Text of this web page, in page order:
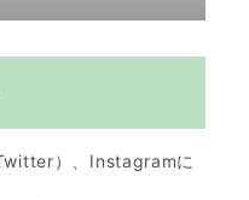
）、Instagramに